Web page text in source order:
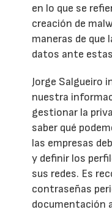
en lo que se
creación de
maneras de que
datos ante
Jorge Salgueiro
nuestra
gestionar la
saber qué
las empresas
y definir los
sus redes. Es
contraseñas
documentación